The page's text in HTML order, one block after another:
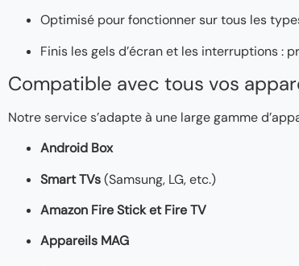
Optimisé pour fonctionner sur tous les
Finis les gels d’écran et les interruptions :
Compatible avec tous vos
Notre service s’adapte à une large gamme
Android Box
Smart TVs(Samsung, LG, etc.)
Amazon Fire Stick et Fire TV
Appareils MAG